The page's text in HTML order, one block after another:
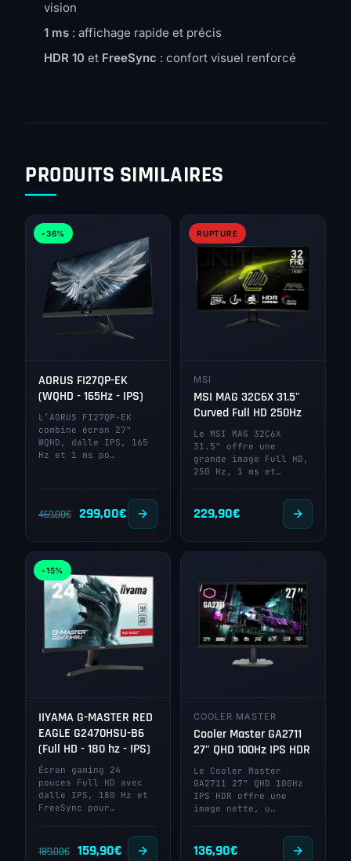
vision
1 ms : affichage rapide et précis
HDR 10 et FreeSync : confort visuel renforcé
PRODUITS SIMILAIRES
-36%
AORUS FI27QP-EK
(WQHD - 165Hz - IPS)
L’AORUS FI27QP-EK
combine écran 27"
WQHD, dalle IPS, 165
Hz et 1 ms po…
469,00€
Le
initial
était :
469,00€.
299,00€ Le
prix
actuel
est :
299,00€.
RUPTURE
MSI
MSI MAG 32C6X 31.5"
Curved Full HD 250Hz
Le MSI MAG 32C6X
31.5" offre une
grande image Full HD,
250 Hz, 1 ms et…
229,90€
-15%
IIYAMA G-MASTER RED
EAGLE G2470HSU-B6
(Full HD - 180 hz - IPS)
Écran gaming 24
pouces Full HD avec
dalle IPS, 180 Hz et
FreeSync pour…
189,00€
Le
159,90€
COOLER MASTER
Cooler Master GA2711
27" QHD 100Hz IPS HDR
Le Cooler Master
GA2711 27" QHD 100Hz
IPS HDR offre une
image nette, u…
136,90€